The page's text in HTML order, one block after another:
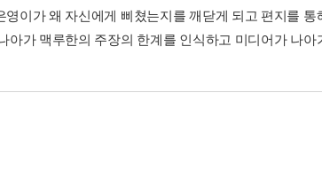
영이가 왜 자신에게 삐쳤는지를 깨닫게 되고 편지를
아가 맥루한의 주장의 한계를 인식하고 미디어가 나